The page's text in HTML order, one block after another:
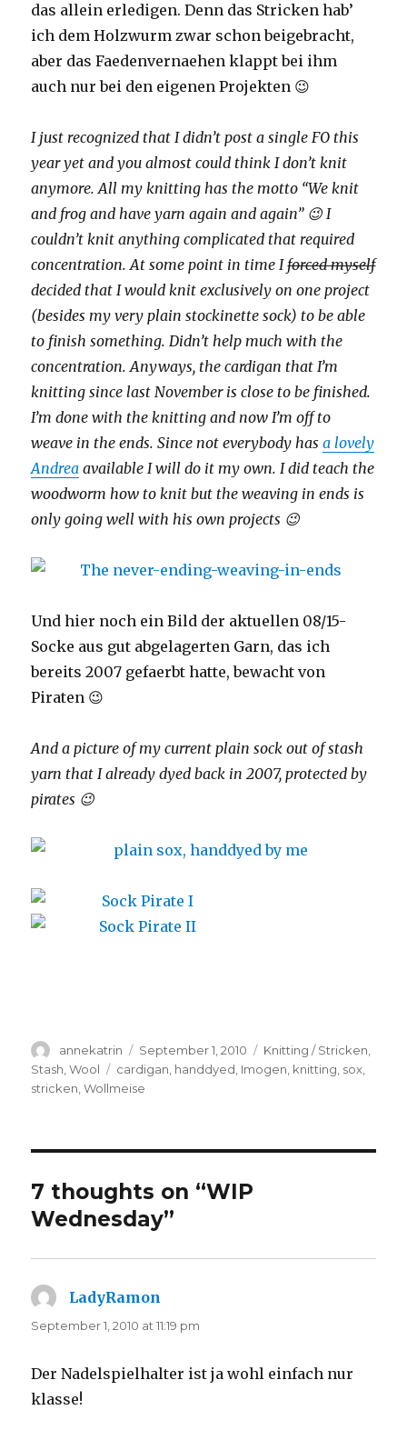
das allein erledigen. Denn das Stricken hab’
ich dem Holzwurm zwar schon beigebracht,
aber das Faedenvernaehen klappt bei ihm
auch nur bei den eigenen Projekten 😉
I just recognized that I didn’t post a single FO this
year yet and you almost could think I don’t knit
anymore. All my knitting has the motto “We knit
and frog and have yarn again and again” 😉 I
couldn’t knit anything complicated that required
concentration. At some point in time Iforced myself
decided that I would knit exclusively on one project
(besides my very plain stockinette sock) to be able
to finish something. Didn’t help much with the
concentration. Anyways, the cardigan that I’m
knitting since last November is close to be finished.
I’m done with the knitting and now I’m off to
weave in the ends. Since not everybody hasa lovely
Andrea available I will do it my own. I did teach the
woodworm how to knit but the weaving in ends is
only going well with his own projects 😉
Und hier noch ein Bild der aktuellen 08/15-
Socke aus gut abgelagerten Garn, das ich
bereits 2007 gefaerbt hatte, bewacht von
Piraten 😉
And a picture of my current plain sock out of stash
yarn that I already dyed back in 2007, protected by
pirates 😉
Author
annekatrin
Posted
on
September 1, 2010 Categories
Knitting / Stricken
Stash ,Wool Tags
cardigan handdyed Imogen knitting sox
stricken ,Wollmeise
7 thoughts on “WIP
Wednesday”
LadyRamon
September 1, 2010 at 11:19 pm
Der Nadelspielhalter ist ja wohl einfach nur
klasse!